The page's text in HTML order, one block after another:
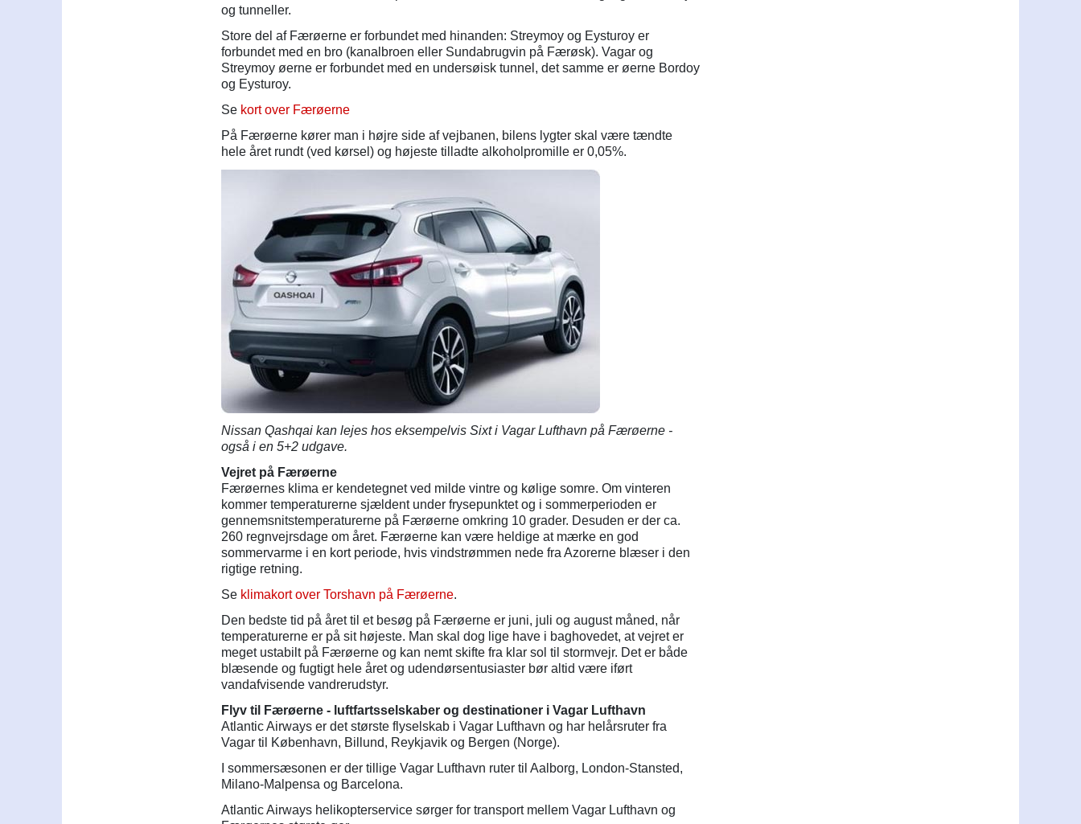
og tunneller.
Store del af Færøerne er forbundet med hinanden: Streymoy og Eysturoy er
forbundet med en bro (kanalbroen eller Sundabrugvin på Færøsk). Vagar og
Streymoy øerne er forbundet med en undersøisk tunnel, det samme er øerne Bordoy
og Eysturoy.
Se kort over Færøerne
På Færøerne kører man i højre side af vejbanen, bilens lygter skal være tændte
hele året rundt (ved kørsel) og højeste tilladte alkoholpromille er 0,05%.
Nissan Qashqai kan lejes hos eksempelvis Sixt i Vagar Lufthavn på Færøerne -
også i en 5+2 udgave.
Vejret på Færøerne
Færøernes klima er kendetegnet ved milde vintre og kølige somre. Om vinteren
kommer temperaturerne sjældent under frysepunktet og i sommerperioden er
gennemsnitstemperaturerne på Færøerne omkring 10 grader. Desuden er der ca.
260 regnvejrsdage om året. Færøerne kan være heldige at mærke en god
sommervarme i en kort periode, hvis vindstrømmen nede fra Azorerne blæser i den
rigtige retning.
Se klimakort over Torshavn på Færøerne.
Den bedste tid på året til et besøg på Færøerne er juni, juli og august måned, når
temperaturerne er på sit højeste. Man skal dog lige have i baghovedet, at vejret er
meget ustabilt på Færøerne og kan nemt skifte fra klar sol til stormvejr. Det er både
blæsende og fugtigt hele året og udendørsentusiaster bør altid være iført
vandafvisende vandrerudstyr.
Flyv til Færøerne - luftfartsselskaber og destinationer i Vagar Lufthavn
Atlantic Airways er det største flyselskab i Vagar Lufthavn og har helårsruter fra
Vagar til København, Billund, Reykjavik og Bergen (Norge).
I sommersæsonen er der tillige Vagar Lufthavn ruter til Aalborg, London-Stansted,
Milano-Malpensa og Barcelona.
Atlantic Airways helikopterservice sørger for transport mellem Vagar Lufthavn og